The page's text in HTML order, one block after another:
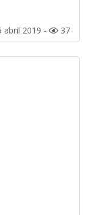
abril 2019 - 37